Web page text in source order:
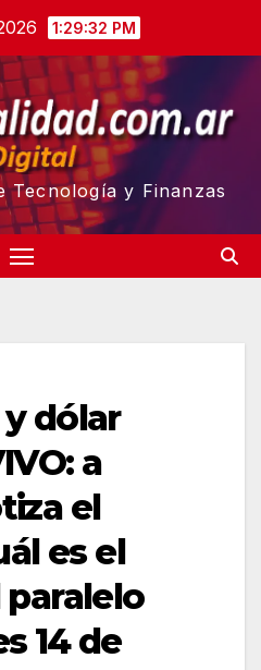
1:29:32 PM
Tecnología y Finanzas
dólar
a
el
es el
14 de